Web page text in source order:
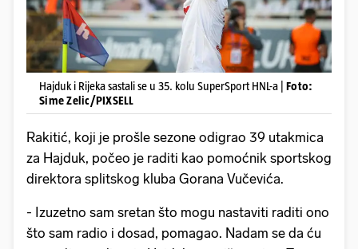
Hajduk i Rijeka sastali se u 35. kolu SuperSport HNL-a | Foto:
Sime Zelic/PIXSELL
Rakitić, koji je prošle sezone odigrao 39 utakmica
za Hajduk, počeo je raditi kao pomoćnik sportskog
direktora splitskog kluba Gorana Vučevića.
- Izuzetno sam sretan što mogu nastaviti raditi ono
što sam radio i dosad, pomagao. Nadam se da ću